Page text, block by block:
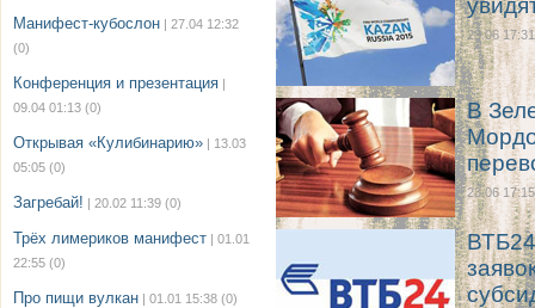
Манифест-кубослон | 27.04 12:32
(0)
Конференция и презентация |
09.04 01:13 (0)
Открывая «Кулибинарию» | 13.03
05:05 (0)
Загребай! | 20.02 11:39 (0)
Трёх лимериков манифест | 01.01
22:55 (0)
Про пищи вулкан | 01.01 15:38 (0)
23.06 17:31
В
23.06 17:15